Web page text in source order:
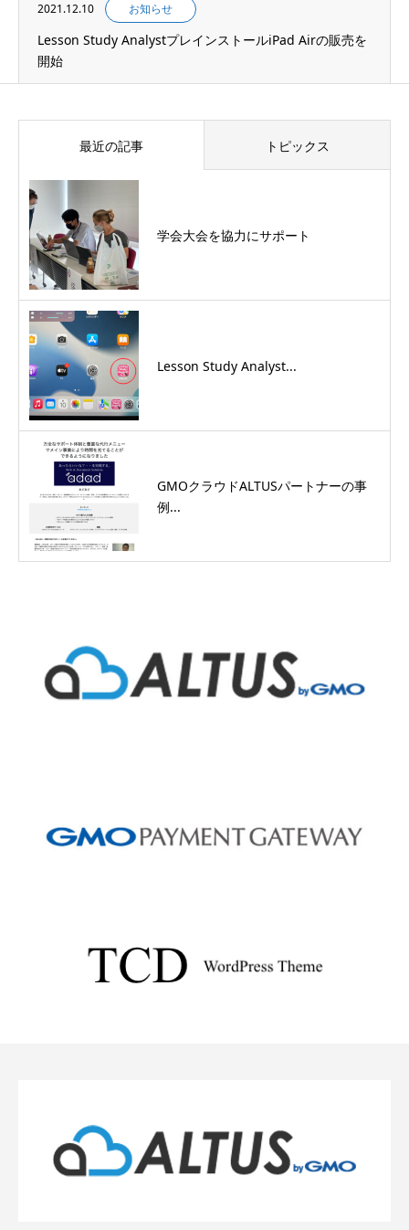
2021.12.10 お知らせ
Lesson Study AnalystプレインストールiPad Airの販売を
開始
最近の記事 トピックス
学会大会を協力にサポート
Lesson Study Analyst...
GMOクラウドALTUSパートナーの事
例...